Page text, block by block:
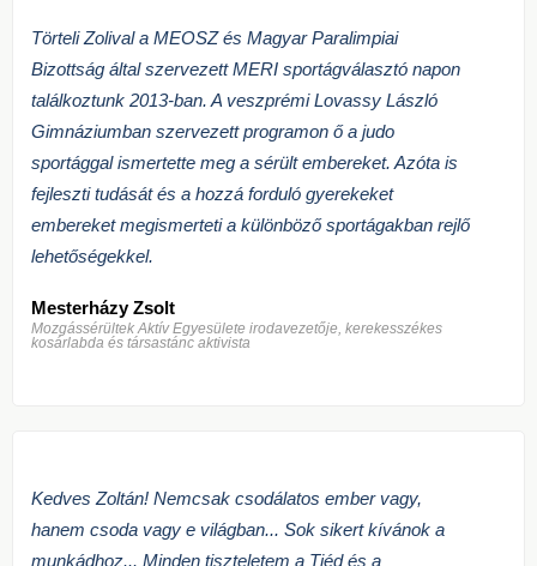
Törteli Zolival a MEOSZ és Magyar Paralimpiai
Bizottság által szervezett MERI sportágválasztó napon
találkoztunk 2013-ban. A veszprémi Lovassy László
Gimnáziumban szervezett programon ő a judo
sportággal ismertette meg a sérült embereket. Azóta is
fejleszti tudását és a hozzá forduló gyerekeket
embereket megismerteti a különböző sportágakban rejlő
lehetőségekkel.
Mesterházy Zsolt
Mozgássérültek Aktív Egyesülete irodavezetője, kerekesszékes
kosárlabda és társastánc aktivista
Kedves Zoltán! Nemcsak csodálatos ember vagy,
hanem csoda vagy e világban... Sok sikert kívánok a
munkádhoz... Minden tiszteletem a Tiéd és a